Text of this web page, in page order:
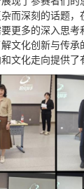
而深刻的话题
更多的深入思
文化创新与传
文化走向提供了